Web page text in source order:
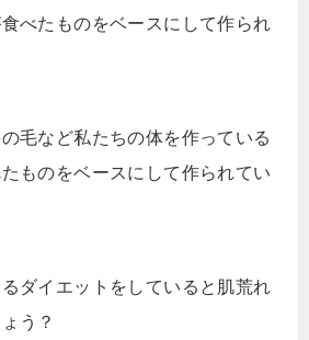
べたものをベースにして作られ
毛など私たちの体を作っている
ものをベースにして作られてい
ダイエットをしていると肌荒れ
う？